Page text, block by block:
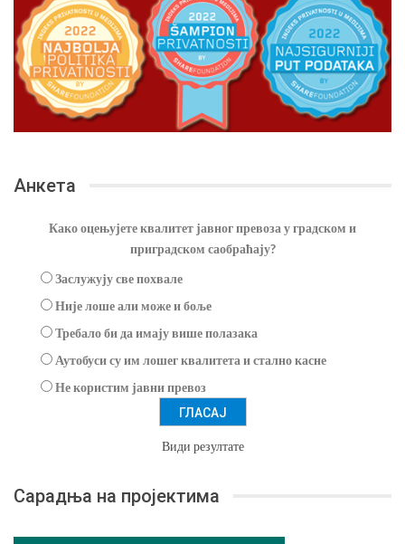
Анкета
Како оцењујете квалитет јавног превоза у градском и
приградском саобраћају?
Заслужују све похвале
Није лоше али може и боље
Требало би да имају више полазака
Аутобуси су им лошег квалитета и стално касне
Не користим јавни превоз
Види резултате
Сарадња на пројектима